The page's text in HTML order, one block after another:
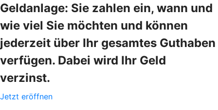
Geldanlage: Sie zahlen ein, wann und
wie viel Sie möchten und können
jederzeit über Ihr gesamtes Guthaben
verfügen. Dabei wird Ihr Geld
verzinst.
Jetzt eröffnen